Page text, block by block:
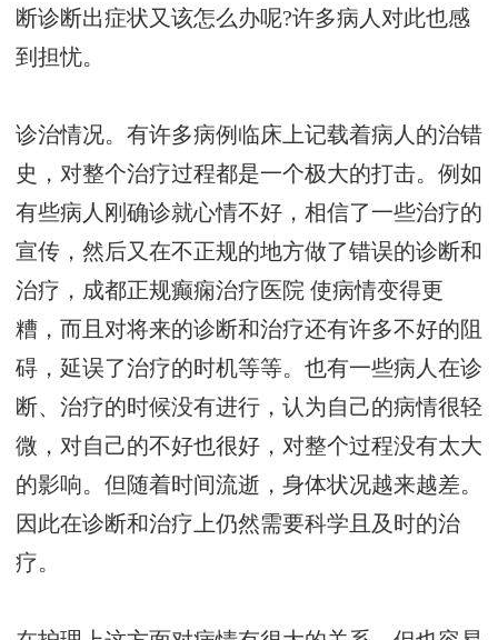
断诊断出症状又该怎么办呢?许多病人对此也感
到担忧。
诊治情况。有许多病例临床上记载着病人的治错
史，对整个治疗过程都是一个极大的打击。例如
有些病人刚确诊就心情不好，相信了一些治疗的
宣传，然后又在不正规的地方做了错误的诊断和
治疗， 成都正规癫痫治疗医院 使病情变得更
糟，而且对将来的诊断和治疗还有许多不好的阻
碍，延误了治疗的时机等等。也有一些病人在诊
断、治疗的时候没有进行，认为自己的病情很轻
微，对自己的不好也很好，对整个过程没有太大
的影响。但随着时间流逝，身体状况越来越差。
因此在诊断和治疗上仍然需要科学且及时的治
疗。